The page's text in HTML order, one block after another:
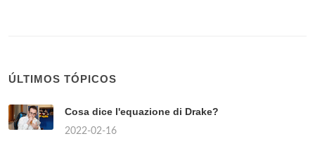
ÚLTIMOS TÓPICOS
Cosa dice l'equazione di Drake?
2022-02-16